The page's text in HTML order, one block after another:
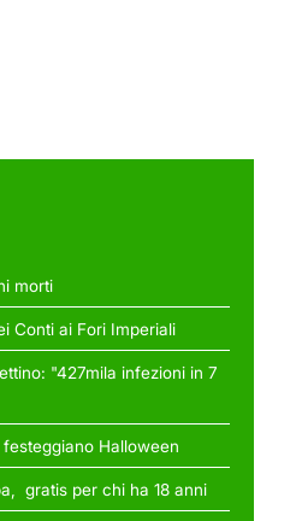
morti
Conti ai Fori Imperiali
"427mila infezioni in 7
festeggiano Halloween
gratis per chi ha 18 anni